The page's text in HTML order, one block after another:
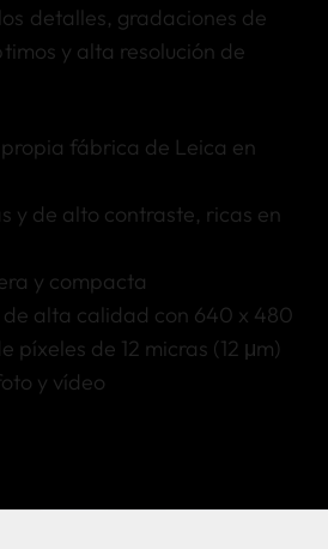
detalles, gradaciones de
y alta resolución de
fábrica de Leica en
y de alto contraste, ricas en
y compacta
de alta calidad con 640 x 480
píxeles de 12 micras (12 μm)
y vídeo